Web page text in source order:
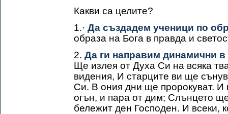
Какви са целите?
1.· Да създадем ученици по
образа на Бога в правда и
2. Да ги направим динамични
Ще излея от Духа Си на всяка
видения, И старците ви ще
Си. В ония дни ще пророкуват. И
огън, и пара от дим; Слънцето
бележит ден Господен. И всеки,